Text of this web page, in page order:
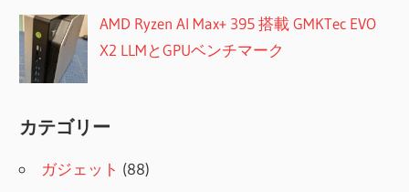
AMD Ryzen AI Max+ 395 搭載 GMKTec EVO
X2 LLMとGPUベンチマーク
カテゴリー
ガジェット (88)